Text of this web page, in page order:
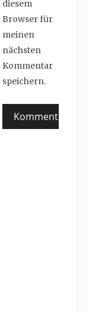
diesem
Browser für
meinen
nächsten
Kommentar
speichern.